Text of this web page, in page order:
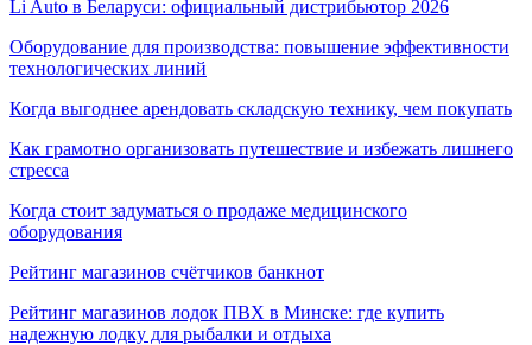
Li Auto в Беларуси: официальный дистрибьютор 2026
Оборудование для производства: повышение эффективности
технологических линий
Когда выгоднее арендовать складскую технику, чем покупать
Как грамотно организовать путешествие и избежать лишнего
стресса
Когда стоит задуматься о продаже медицинского
оборудования
Рейтинг магазинов счётчиков банкнот
Рейтинг магазинов лодок ПВХ в Минске: где купить
надежную лодку для рыбалки и отдыха